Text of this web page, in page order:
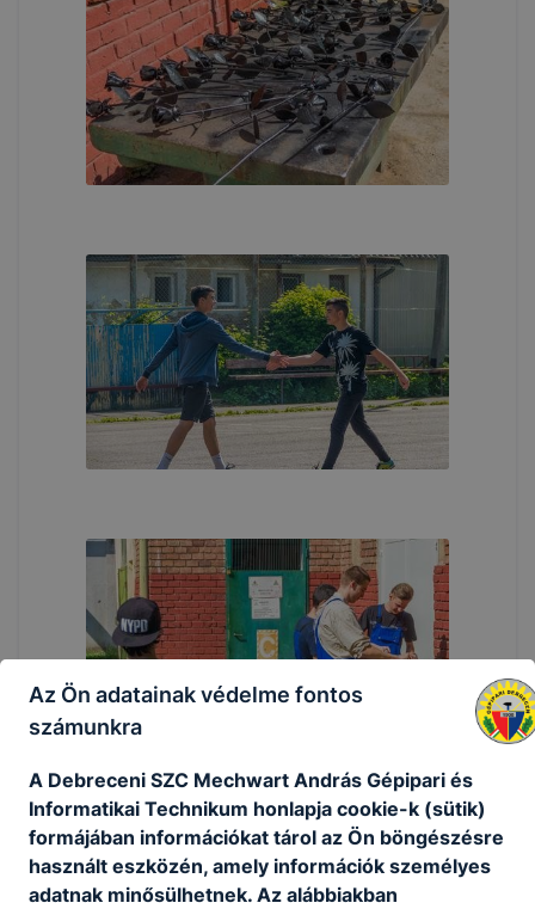
Az Ön adatainak védelme fontos
számunkra
A Debreceni SZC Mechwart András Gépipari és
Informatikai Technikum honlapja cookie-k (sütik)
formájában információkat tárol az Ön böngészésre
használt eszközén, amely információk személyes
adatnak minősülhetnek. Az alábbiakban